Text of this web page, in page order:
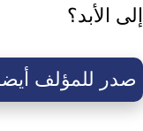
إلى الأبد؟
صدر للمؤلف